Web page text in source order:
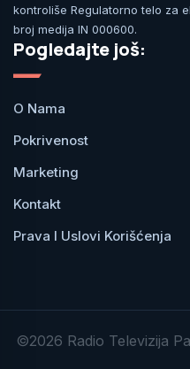
kontroliše Regulatorno telo za
broj medija IN 000600.
Pogledajte još:
O Nama
Pokrivenost
Marketing
Kontakt
Prava I Uslovi Korišćenja
©2026 Radio Televizija